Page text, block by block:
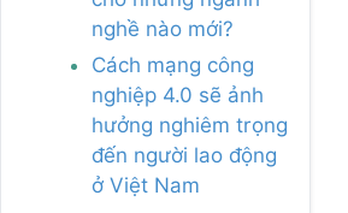
nghề nào mới?
Cách mạng công
nghiệp 4.0 sẽ ảnh
hưởng nghiêm trọng
đến người lao động
ở Việt Nam